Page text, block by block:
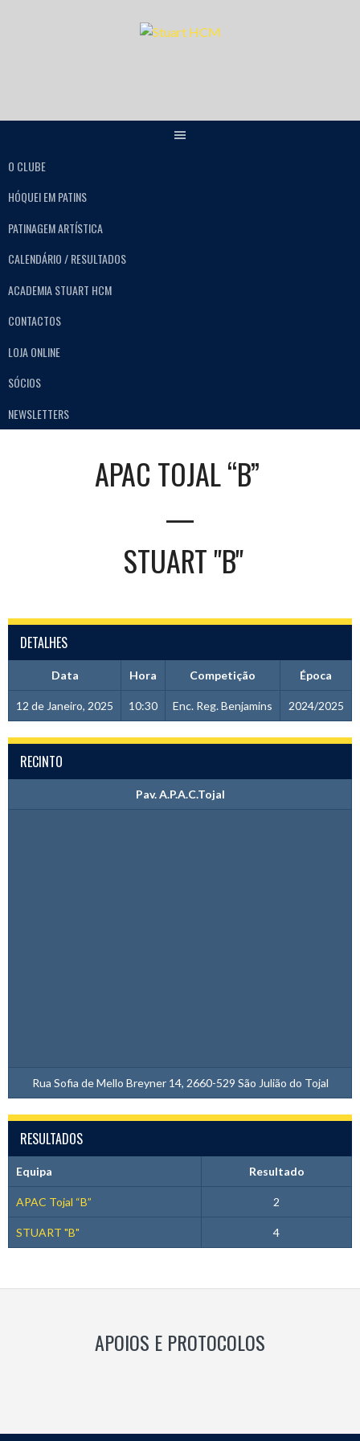
O CLUBE
HÓQUEI EM PATINS
PATINAGEM ARTÍSTICA
CALENDÁRIO / RESULTADOS
ACADEMIA STUART HCM
CONTACTOS
LOJA ONLINE
SÓCIOS
NEWSLETTERS
APAC TOJAL “B”
—
STUART "B"
DETALHES
Data Hora Competição Época
12 de Janeiro, 2025 10:30 Enc. Reg. Benjamins 2024/2025
RECINTO
Pav. A.P.A.C.Tojal
Rua Sofia de Mello Breyner 14, 2660-529 São Julião do Tojal
RESULTADOS
Equipa Resultado
APAC Tojal “B” 2
STUART "B" 4
APOIOS E PROTOCOLOS